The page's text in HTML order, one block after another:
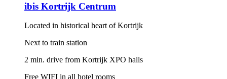
ibis Kortrijk Centrum
Located in historical heart of Kortrijk
Next to train station
2 min. drive from Kortrijk XPO halls
Free WIFI in all hotel rooms